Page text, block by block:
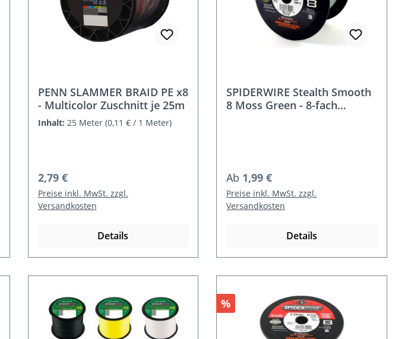
PENN SLAMMER BRAID PE x8
- Multicolor Zuschnitt je 25m
Inhalt: 25 Meter (0,11 € / 1 Meter)
Regulärer Preis:
2,79 €
Preise inkl. MwSt. zzgl.
Versandkosten
Details
SPIDERWIRE Stealth Smooth
8 Moss Green - 8-fach
Regulärer Preis:
Ab 1,99 €
Preise inkl. MwSt. zzgl.
Versandkosten
Details
Rabatt
%